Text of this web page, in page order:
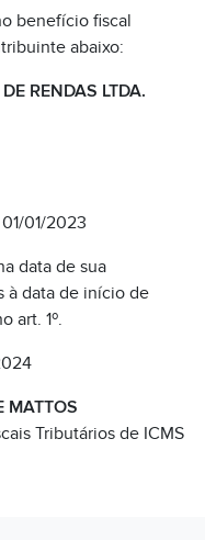
benefício fiscal
abaixo:
RENDAS LTDA.
01/2023
data de sua
à data de início de
art. 1º.
MATTOS
Tributários de ICMS